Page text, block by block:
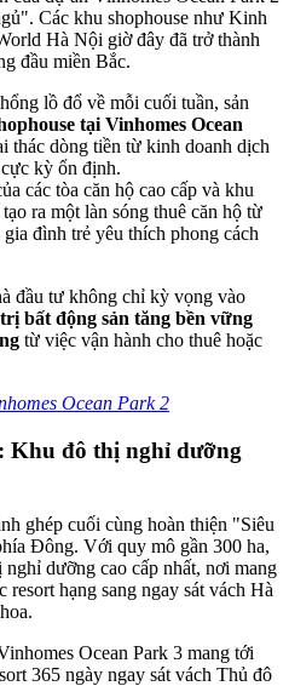
Các khu shophouse như Kinh
Hà Nội giờ đây đã trở thành
đầu miền Bắc.
lồ đổ về mỗi cuối tuần, sản
tại Vinhomes Ocean
thác dòng tiền từ kinh doanh dịch
kỳ ổn định.
các tòa căn hộ cao cấp và khu
ra một làn sóng thuê căn hộ từ
đình trẻ yêu thích phong cách
đầu tư không chỉ kỳ vọng vào
bất động sản tăng bền vững
từ việc vận hành cho thuê hoặc
Ocean Park 2
Khu đô thị nghỉ dưỡng
ghép cuối cùng hoàn thiện "Siêu
Đông. Với quy mô gần 300 ha,
dưỡng cao cấp nhất, nơi mang
resort hạng sang ngay sát vách Hà
Ocean Park 3 mang tới
365 ngày ngay sát vách Thủ đô